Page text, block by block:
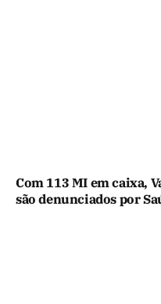
Com 113 MI em caixa,
são denunciados por